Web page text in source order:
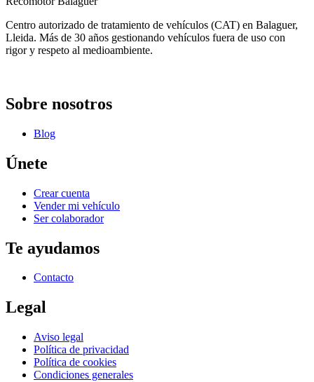
Centro autorizado de tratamiento de vehículos (CAT) en Balaguer,
Lleida. Más de 30 años gestionando vehículos fuera de uso con
rigor y respeto al medioambiente.
Sobre nosotros
Blog
Únete
Crear cuenta
Vender mi vehículo
Ser colaborador
Te ayudamos
Contacto
Legal
Aviso legal
Política de privacidad
Política de cookies
Condiciones generales